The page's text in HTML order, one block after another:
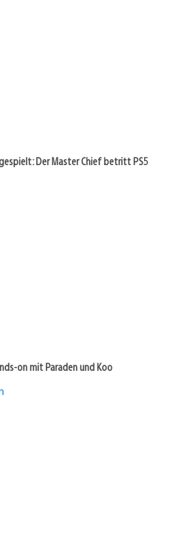
Der Master Chief betritt PS5
on mit Paraden und Koo